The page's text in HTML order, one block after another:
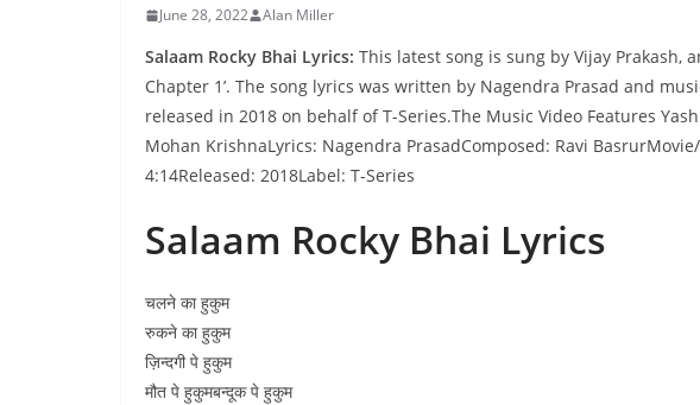
June 28, 2022 Alan Miller
Salaam Rocky Bhai Lyrics: This latest song is sung by Vijay Prakash,
Chapter 1’. The song lyrics was written by Nagendra Prasad and
released in 2018 on behalf of T-Series.The Music Video Features
Mohan KrishnaLyrics: Nagendra PrasadComposed: Ravi
4:14Released: 2018Label: T-Series
Salaam Rocky Bhai Lyrics
चलने का हुकुम
रुकने का हुकुम
ज़िन्दगी पे हुकुम
मौत पे हुकुमबन्दूक पे हुकुम